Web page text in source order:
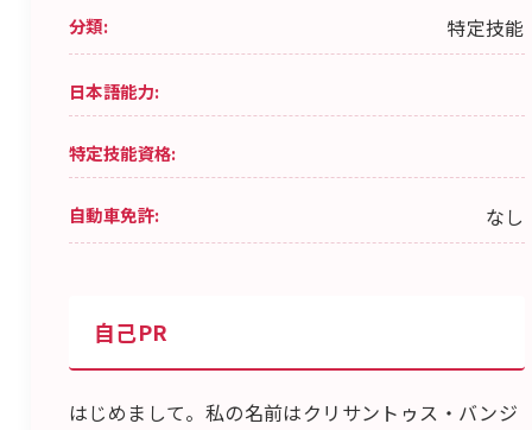
分類: 特定技能
日本語能力:
特定技能資格:
自動車免許: なし
自己PR
はじめまして。私の名前はクリサントゥス・バンジ